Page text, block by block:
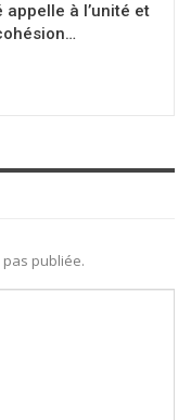
appelle à l’unité et
publiée.